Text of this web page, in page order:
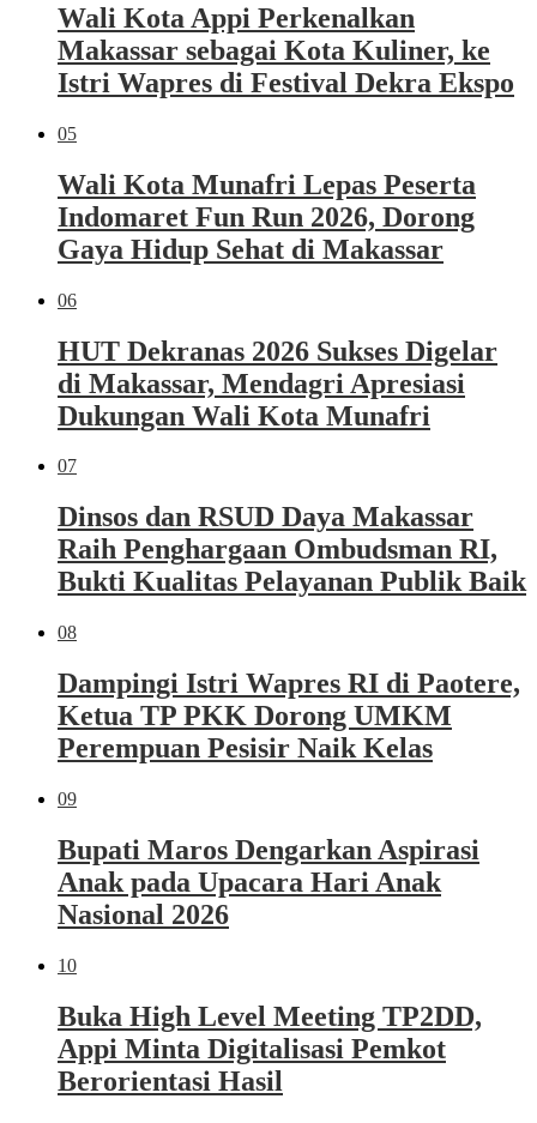
Wali Kota Appi Perkenalkan
Makassar sebagai Kota Kuliner, ke
Istri Wapres di Festival Dekra Ekspo
05
Wali Kota Munafri Lepas Peserta
Indomaret Fun Run 2026, Dorong
Gaya Hidup Sehat di Makassar
06
HUT Dekranas 2026 Sukses Digelar
di Makassar, Mendagri Apresiasi
Dukungan Wali Kota Munafri
07
Dinsos dan RSUD Daya Makassar
Raih Penghargaan Ombudsman RI,
Bukti Kualitas Pelayanan Publik Baik
08
Dampingi Istri Wapres RI di Paotere,
Ketua TP PKK Dorong UMKM
Perempuan Pesisir Naik Kelas
09
Bupati Maros Dengarkan Aspirasi
Anak pada Upacara Hari Anak
Nasional 2026
10
Buka High Level Meeting TP2DD,
Appi Minta Digitalisasi Pemkot
Berorientasi Hasil